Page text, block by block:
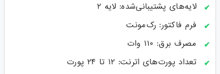
لایه‌های پشتیبانی‌شده: لایه ۲
فرم فاکتور: رک‌مونت
مصرف برق: ۱۱۰ وات
تعداد پورت‌های اترنت: ۱۲ تا ۲۴ پورت